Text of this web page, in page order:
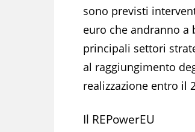
sono previsti
euro che andranno a
principali settori
al raggiungimento
realizzazione entro il
Il REPowerEU